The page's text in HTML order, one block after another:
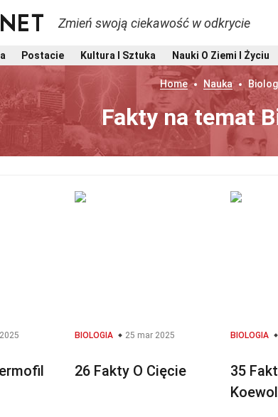
Zmień swoją ciekawość w odkrycie
Postacie Kultura I Sztuka Nauki O Ziemi I Życiu
Home Nauka
Fakty na temat
BIOLOGIA 25 mar 2025
26 Fakty O Cięcie
BIOLOGIA
35